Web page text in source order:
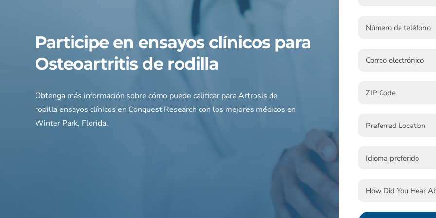
Participe en ensayos clínicos para
Osteoartritis de rodilla
Obtenga más información sobre cómo puede calificar paraArtrosis de
rodillaensayos clínicos en Conquest Research con los mejores médicos en
Winter Park, Florida.